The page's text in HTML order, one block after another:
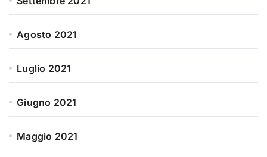
Agosto 2021
Luglio 2021
Giugno 2021
Maggio 2021